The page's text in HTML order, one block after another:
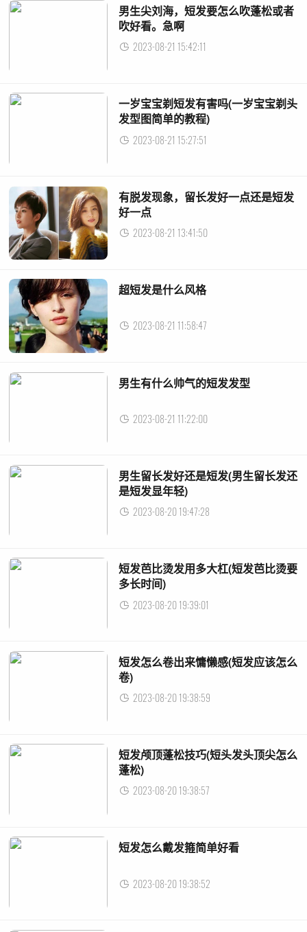
男生尖刘海，短发要怎么吹蓬松或者
吹好看。急啊
2023-08-21 15:42:11
一岁宝宝剃短发有害吗(一岁宝宝剃头
发型图简单的教程)
2023-08-21 15:27:51
有脱发现象，留长发好一点还是短发
好一点
2023-08-21 13:41:50
超短发是什么风格
2023-08-21 11:58:47
男生有什么帅气的短发发型
2023-08-21 11:22:00
男生留长发好还是短发(男生留长发还
是短发显年轻)
2023-08-20 19:47:28
短发芭比烫发用多大杠(短发芭比烫要
多长时间)
2023-08-20 19:39:01
短发怎么卷出来慵懒感(短发应该怎么
卷)
2023-08-20 19:38:59
短发颅顶蓬松技巧(短头发头顶尖怎么
蓬松)
2023-08-20 19:38:57
短发怎么戴发箍简单好看
2023-08-20 19:38:52